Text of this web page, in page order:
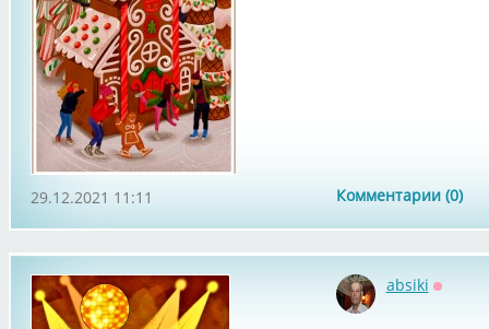
Комментарии (0)
29.12.2021 11:11
absiki